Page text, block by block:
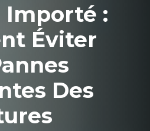
Importé :
Éviter
Des